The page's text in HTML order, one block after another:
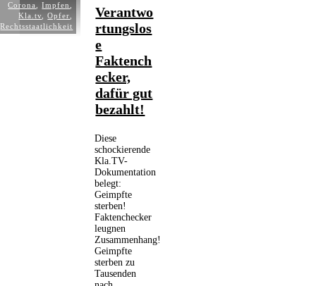
Corona ,Impfen
Kla.tv ,Opfer
Rechtsstaatlichkeit
Verantwo
rtungslos
e
Faktench
ecker,
dafür gut
bezahlt!
Diese
schockierende
Kla.TV-
Dokumentation
belegt:
Geimpfte
sterben!
Faktenchecker
leugnen
Zusammenhang!
Geimpfte
sterben zu
Tausenden